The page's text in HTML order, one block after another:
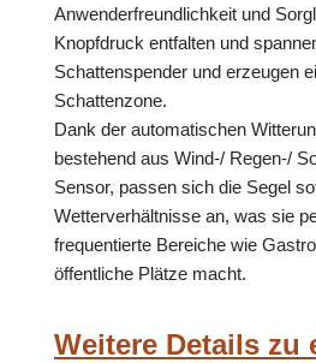
Anwenderfreundlichkeit und
Knopfdruck entfalten und
Schattenspender und erzeugen
Schattenzone.
Dank der automatischen
bestehend aus Wind-/ Regen-/
Sensor, passen sich die Segel
Wetterverhältnisse an, was sie
frequentierte Bereiche wie
öffentliche Plätze macht.
Weitere Details zu